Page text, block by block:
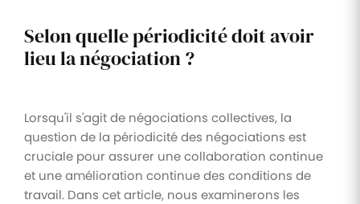
Selon quelle périodicité doit avoir
lieu la négociation ?
Lorsqu'il s'agit de négociations collectives, la
question de la périodicité des négociations est
cruciale pour assurer une collaboration continue
et une amélioration continue des conditions de
travail. Dans cet article, nous examinerons les